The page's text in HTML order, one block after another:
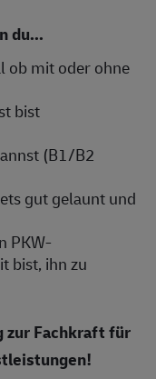
du...
ob mit oder ohne
bist
(B1/B2
gut gelaunt und
PKW-
bist, ihn zu
zur Fachkraft für